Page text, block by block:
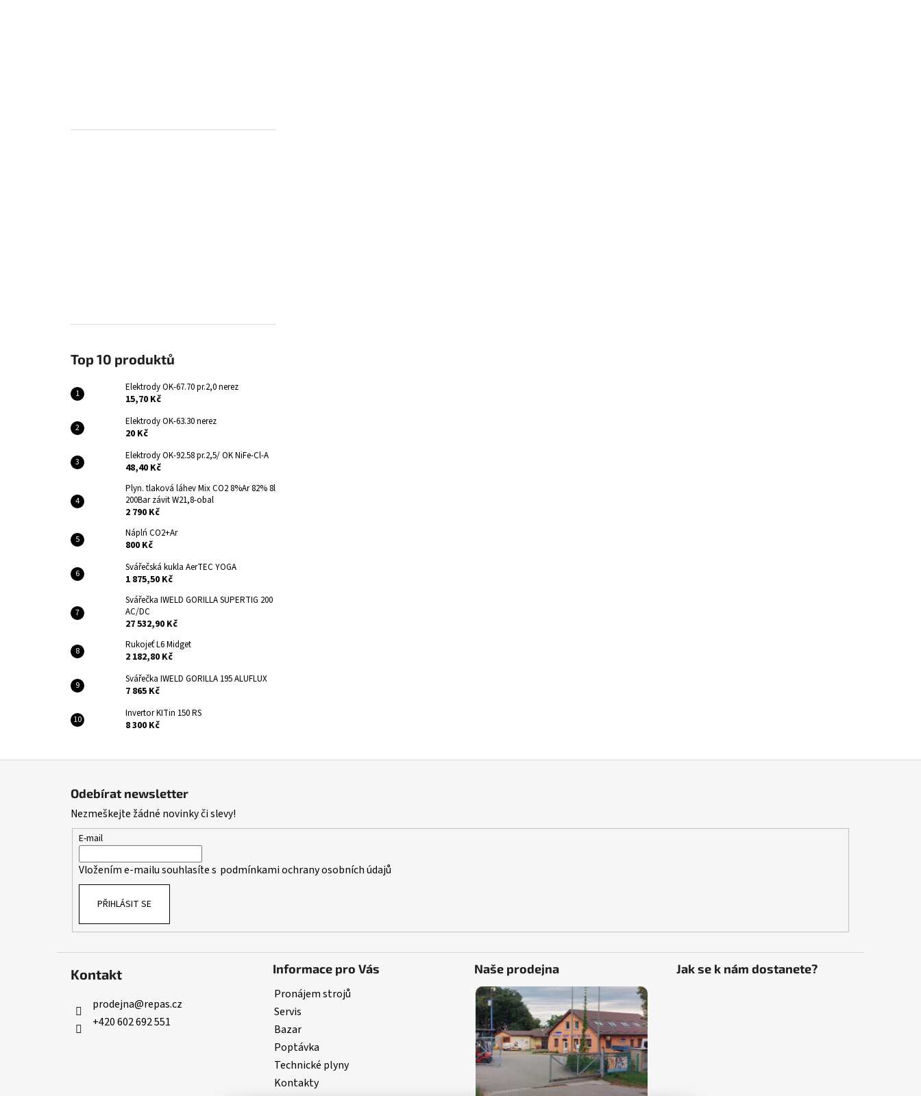
Top 10 produktů
Elektrody OK-67.70 pr.2,0 nerez
15,70 Kč
Elektrody OK-63.30 nerez
20 Kč
Elektrody OK-92.58 pr.2,5/ OK NiFe-Cl-A
48,40 Kč
Plyn. tlaková láhev Mix CO2 8%Ar 82% 8l
200Bar závit W21,8-obal
2 790 Kč
Náplń CO2+Ar
800 Kč
Svářečská kukla AerTEC YOGA
1 875,50 Kč
Svářečka IWELD GORILLA SUPERTIG 200
AC/DC
27 532,90 Kč
Rukojeť L6 Midget
2 182,80 Kč
Svářečka IWELD GORILLA 195 ALUFLUX
7 865 Kč
Invertor KITin 150 RS
8 300 Kč
Odebírat newsletter
Nezmeškejte žádné novinky či slevy!
E-mail
Vložením e-mailu souhlasíte s podmínkami ochrany osobních údajů
PŘIHLÁSIT SE
Kontakt
prodejna@repas.cz
+420 602 692 551
Informace pro Vás
Pronájem strojů
Servis
Bazar
Poptávka
Technické plyny
Kontakty
Naše prodejna Jak se k nám dostanete?